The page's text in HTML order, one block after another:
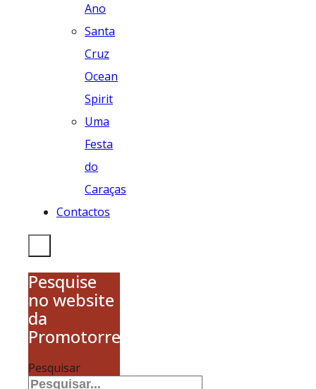
Ano
Santa
Cruz
Ocean
Spirit
Uma
Festa
do
Caraças
Contactos
Pesquise
no website
da
Promotorres
Pesquisar